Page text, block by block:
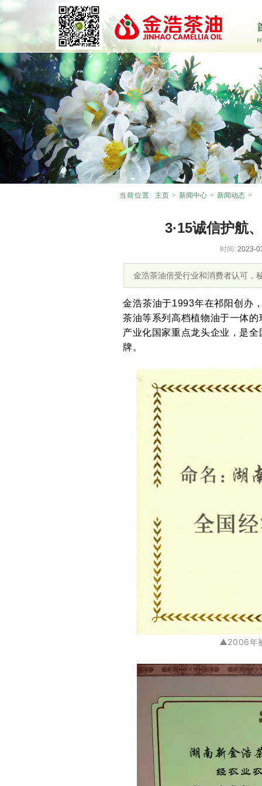
当前位置: 主页 > 新闻中心 > 新闻动态 >
3·15诚信护航
时间: 2023-
金浩茶油倍受行业和消费者认可，
金浩茶油于1993年在祁阳创办
茶油等系列高档植物油于一体
产业化国家重点龙头企业，是
牌。
▲2006年